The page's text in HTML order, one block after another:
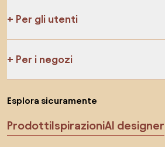
Per gli utenti
Per i negozi
Esplora sicuramente
ProdottiIspirazioniAI designer